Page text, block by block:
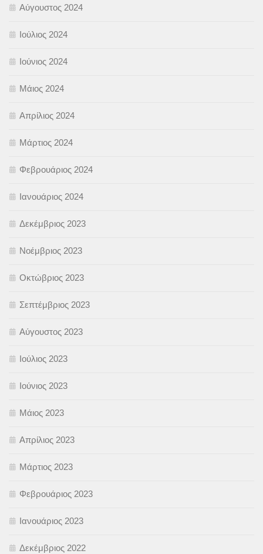
Αύγουστος 2024
Ιούλιος 2024
Ιούνιος 2024
Μάιος 2024
Απρίλιος 2024
Μάρτιος 2024
Φεβρουάριος 2024
Ιανουάριος 2024
Δεκέμβριος 2023
Νοέμβριος 2023
Οκτώβριος 2023
Σεπτέμβριος 2023
Αύγουστος 2023
Ιούλιος 2023
Ιούνιος 2023
Μάιος 2023
Απρίλιος 2023
Μάρτιος 2023
Φεβρουάριος 2023
Ιανουάριος 2023
Δεκέμβριος 2022